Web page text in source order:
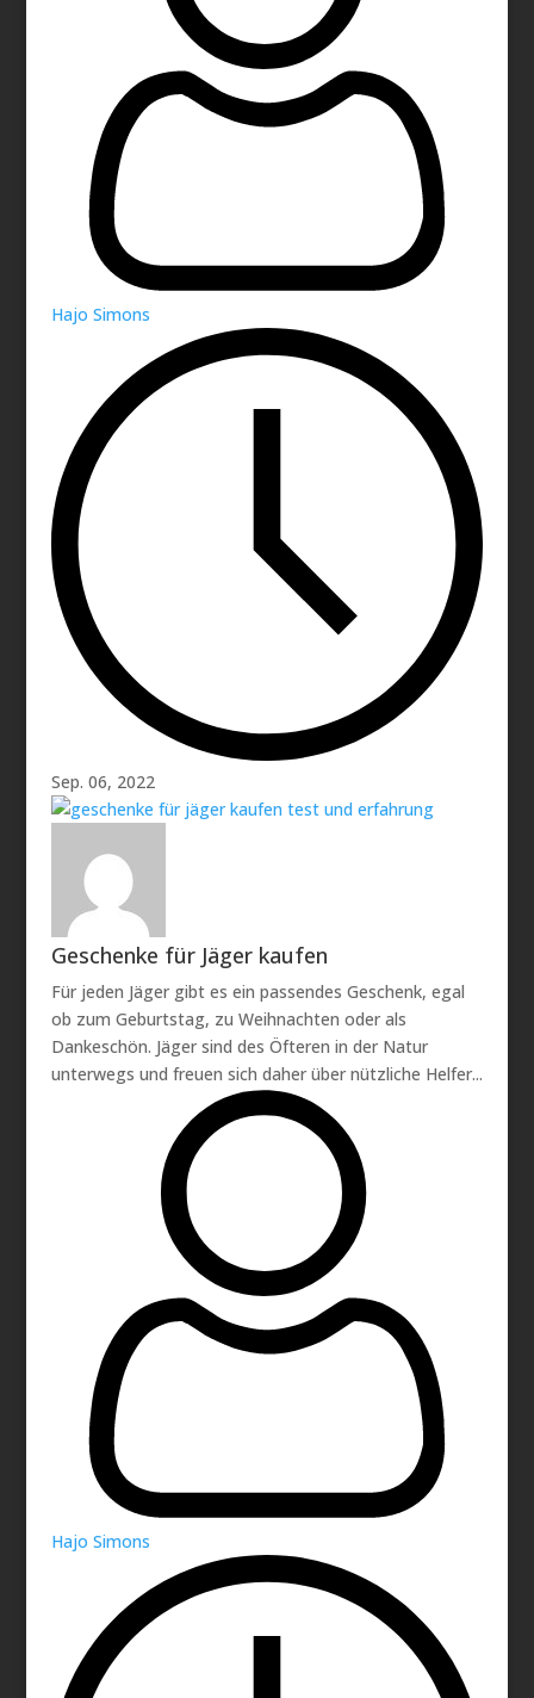
Hajo Simons
Sep. 06, 2022
Geschenke für Jäger kaufen
Für jeden Jäger gibt es ein passendes Geschenk, egal
ob zum Geburtstag, zu Weihnachten oder als
Dankeschön. Jäger sind des Öfteren in der Natur
unterwegs und freuen sich daher über nützliche Helfer...
Hajo Simons